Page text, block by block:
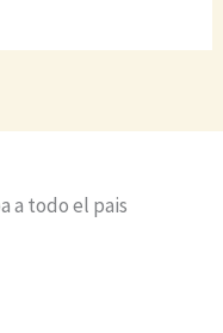
a todo el pais